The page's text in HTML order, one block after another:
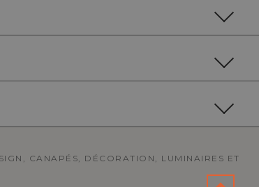
CANAPÉS, DÉCORATION, LUMINAIRES ET